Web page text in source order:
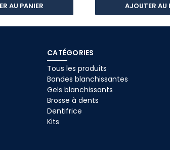
AU PANIER AJOUTER AU
CATÉGORIES
Tous les produits
Bandes blanchissantes
Gels blanchissants
Brosse à dents
Dentifrice
Kits